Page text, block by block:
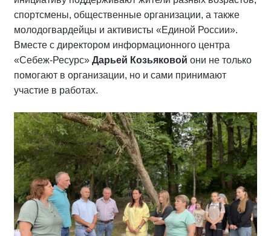
спортсмены, общественные организации, а также
молодогвардейцы и активисты «Единой России».
Вместе с директором информационного центра
«Себеж-Ресурс» Дарьей Козьяковой они не только
помогают в организации, но и сами принимают
участие в работах.